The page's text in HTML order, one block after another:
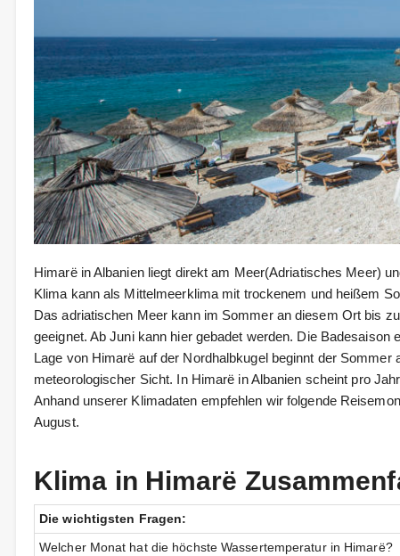
Himarë in Albanien liegt direkt am Meer(Adriatisches Meer)
Klima kann als Mittelmeerklima mit trockenem und heißem
Das adriatischen Meer kann im Sommer an diesem Ort bis
geeignet. Ab Juni kann hier gebadet werden. Die Badesaison
Lage von Himarë auf der Nordhalbkugel beginnt der Sommer
meteorologischer Sicht. In Himarë in Albanien scheint pro
Anhand unserer Klimadaten empfehlen wir folgende
August.
Klima in Himarë
Die wichtigsten Fragen:
Welcher Monat hat die höchste Wassertemperatur in Himarë?